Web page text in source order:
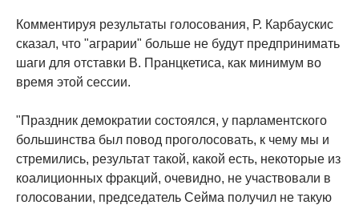
Комментируя результаты голосования, Р. Карбаускис
сказал, что "аграрии" больше не будут предпринимать
шаги для отставки В. Пранцкетиса, как минимум во
время этой сессии.
"Праздник демократии состоялся, у парламентского
большинства был повод проголосовать, к чему мы и
стремились, результат такой, какой есть, некоторые из
коалиционных фракций, очевидно, не участвовали в
голосовании, председатель Cейма получил не такую